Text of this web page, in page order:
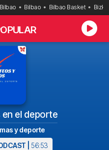
Bilbao Bilbao Basket
en el deporte
y deporte
| 56:53